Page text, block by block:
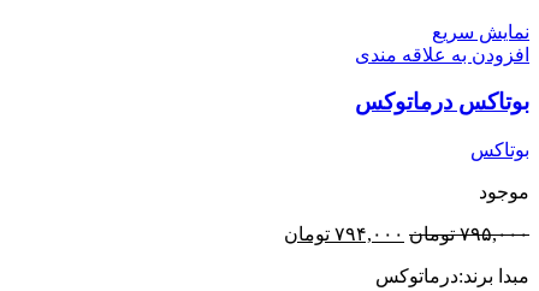
نمایش سریع
افزودن به علاقه مندی
بوتاکس درماتوکس
بوتاکس
موجود
۷۹۵,۰۰۰ تومان قیمت
۷۹۴,۰۰۰ تومان
مبدا برند:درماتوکس